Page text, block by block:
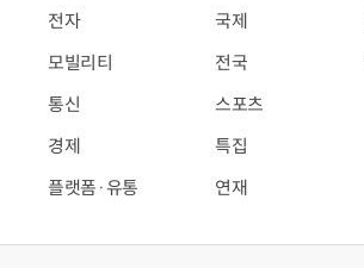
전자
모빌리티
통신
경제
플랫폼·유통
국제
전국
스포츠
특집
연재